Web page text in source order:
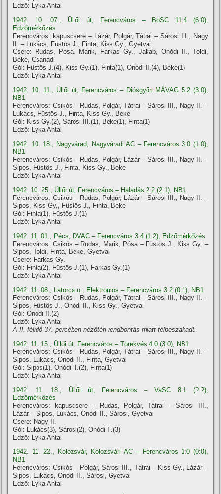
Edző: Lyka Antal
1942. 10. 07., Üllői út, Ferencváros – BoSC 11:4 (6:0),
Edzőmérkőzés
Ferencváros: kapuscsere – Lázár, Polgár, Tátrai – Sárosi III., Nagy
II. – Lukács, Füstös J., Finta, Kiss Gy., Gyetvai
Csere: Rudas, Pósa, Marik, Farkas Gy., Jakab, Onódi II., Toldi,
Beke, Csanádi
Gól: Füstös J.(4), Kiss Gy.(1), Finta(1), Onódi II.(4), Beke(1)
Edző: Lyka Antal
1942. 10. 11., Üllői út, Ferencváros – Diósgyőri MÁVAG 5:2 (3:0),
NB1
Ferencváros: Csikós – Rudas, Polgár, Tátrai – Sárosi III., Nagy II. –
Lukács, Füstös J., Finta, Kiss Gy., Beke
Gól: Kiss Gy.(2), Sárosi III.(1), Beke(1), Finta(1)
Edző: Lyka Antal
1942. 10. 18., Nagyvárad, Nagyváradi AC – Ferencváros 3:0 (1:0),
NB1
Ferencváros: Csikós – Rudas, Polgár, Lázár – Sárosi III., Nagy II. –
Sipos, Füstös J., Finta, Kiss Gy., Beke
Edző: Lyka Antal
1942. 10. 25., Üllői út, Ferencváros – Haladás 2:2 (2:1), NB1
Ferencváros: Csikós – Rudas, Polgár, Lázár – Sárosi III., Nagy II. –
Sipos, Kiss Gy., Füstös J., Finta, Beke
Gól: Finta(1), Füstös J.(1)
Edző: Lyka Antal
1942. 11. 01., Pécs, DVAC – Ferencváros 3:4 (1:2), Edzőmérkőzés
Ferencváros: Csikós – Rudas, Marik, Pósa – Füstös J., Kiss Gy. –
Sipos, Toldi, Finta, Beke, Gyetvai
Csere: Farkas Gy.
Gól: Finta(2), Füstös J.(1), Farkas Gy.(1)
Edző: Lyka Antal
1942. 11. 08., Latorca u., Elektromos – Ferencváros 3:2 (0:1), NB1
Ferencváros: Csikós – Rudas, Polgár, Tátrai – Sárosi III., Nagy II. –
Sipos, Füstös J., Onódi II., Kiss Gy., Gyetvai
Gól: Onódi II.(2)
Edző: Lyka Antal
A II. félidő 37. percében nézőtéri rendbontás miatt félbeszakadt.
1942. 11. 15., Üllői út, Ferencváros – Törekvés 4:0 (3:0), NB1
Ferencváros: Csikós – Rudas, Polgár, Tátrai – Sárosi III., Nagy II. –
Sipos, Lukács, Onódi II., Finta, Gyetvai
Gól: Sipos(1), Onódi II.(2), Finta(1)
Edző: Lyka Antal
1942. 11. 18., Üllői út, Ferencváros – VaSC 8:1 (?:?),
Edzőmérkőzés
Ferencváros: kapuscsere – Rudas, Polgár, Tátrai – Sárosi III.,
Lázár – Sipos, Lukács, Onódi II., Sárosi, Gyetvai
Csere: Nagy II.
Gól: Lukács(3), Sárosi(2), Onódi II.(3)
Edző: Lyka Antal
1942. 11. 22., Kolozsvár, Kolozsvári AC – Ferencváros 1:0 (0:0),
NB1
Ferencváros: Csikós – Polgár, Sárosi III., Tátrai – Kiss Gy., Lázár –
Sipos, Lukács, Onódi II., Sárosi, Gyetvai
Edző: Lyka Antal